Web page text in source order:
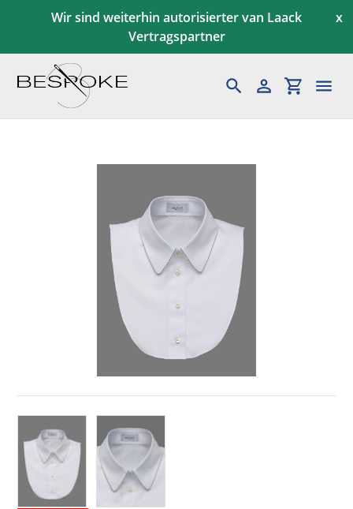
Wir sind weiterhin autorisierter van Laack
Vertragspartner
x
SuchenEinloggen
News & Aktionen